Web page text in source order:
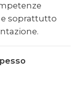
soprattutto